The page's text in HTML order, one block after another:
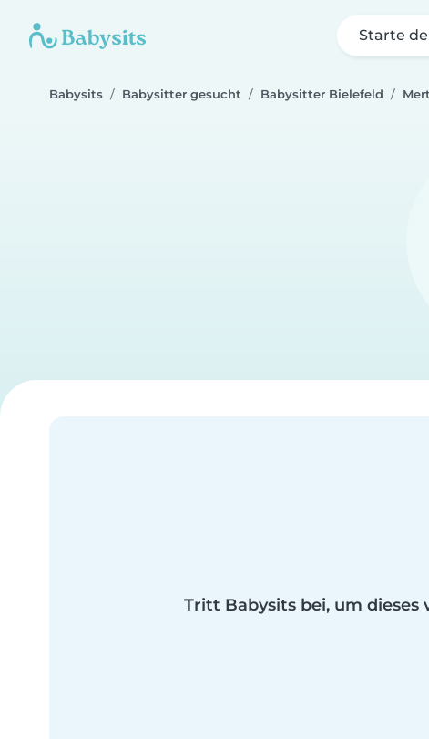
Starte
Babysits Babysitter gesucht Babysitter Bielefeld Mert
Tritt Babysits bei, um dieses